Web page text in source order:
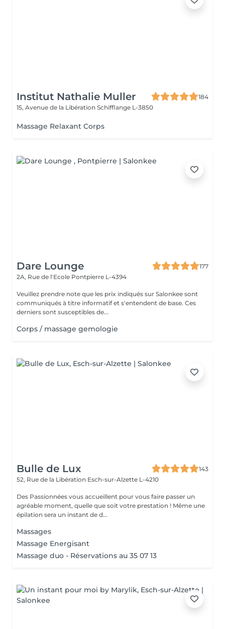
Institut Nathalie Muller
184
15, Avenue de la Libération Schifflange L-3850
Massage Relaxant Corps
Dare Lounge
177
2A, Rue de l'Ecole Pontpierre L-4394
Veuillez prendre note que les prix indiqués sur Salonkee sont
communiqués à titre informatif et s'entendent de base. Ces
derniers sont susceptibles de...
Corps / massage gemologie
Bulle de Lux
143
52, Rue de la Libération Esch-sur-Alzette L-4210
Des Passionnées vous accueillent pour vous faire passer un
agréable moment, quelle que soit votre prestation ! Même une
épilation sera un instant de d...
Massages
Massage Energisant
Massage duo - Réservations au 35 07 13